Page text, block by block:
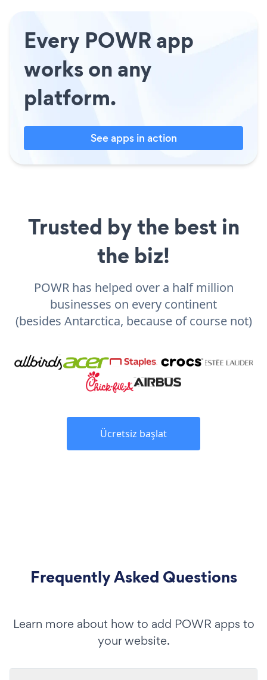
Every POWR app
works on any
platform.
See apps in action
Trusted by the best in
the biz!
POWR has helped over a half million
businesses on every continent
(besides Antarctica, because of course not)
Ücretsiz başlat
Frequently Asked Questions
Learn more about how to add POWR apps to
your website.